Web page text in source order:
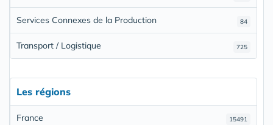
84
Services Connexes de la Production
725
Transport / Logistique
Les régions
15491
France